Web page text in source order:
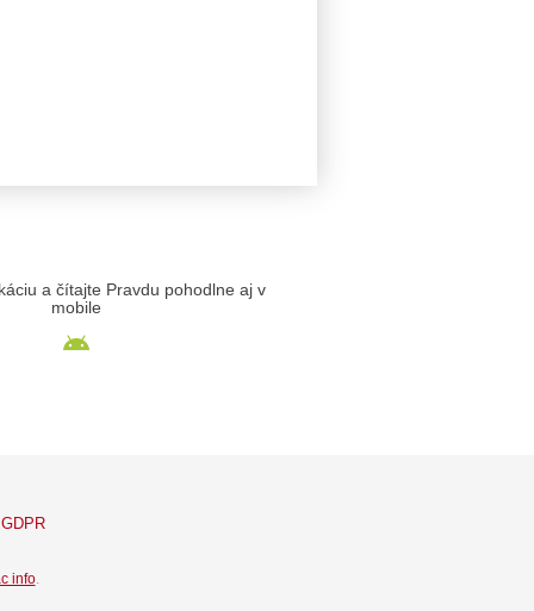
a čítajte Pravdu pohodlne aj v
mobile
GDPR
info.